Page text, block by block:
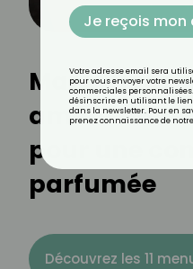
Marmelade
amère : la
pour une
parfumée
Découvrez les 11
Je reçois mon
Votre adresse email sera
pour vous envoyer votre
commerciales
désinscrire en utilisant le
dans la newsletter. Pour en
prenez connaissance de notre